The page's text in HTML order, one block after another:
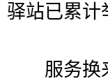
驿站已累计
服务换来